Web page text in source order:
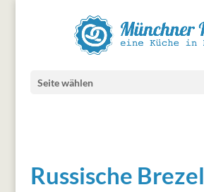
Seite wählen
Russische Brezel